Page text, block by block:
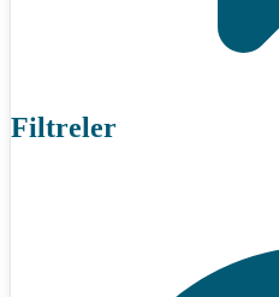
Filtreler